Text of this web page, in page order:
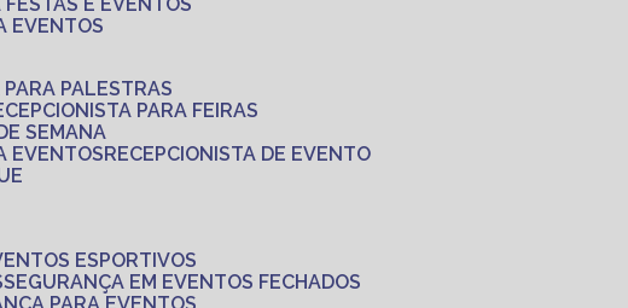
EVENTOS
PARA PALESTRAS
PARA FEIRAS
SEMANA
EVENTOS
RECEPCIONISTA DE EVENTO
ESPORTIVOS
SEGURANÇA EM EVENTOS FECHADOS